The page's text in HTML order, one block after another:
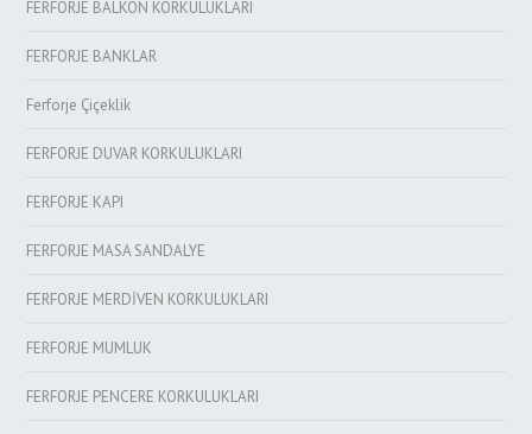
FERFORJE BALKON KORKULUKLARI
FERFORJE BANKLAR
Ferforje Çiçeklik
FERFORJE DUVAR KORKULUKLARI
FERFORJE KAPI
FERFORJE MASA SANDALYE
FERFORJE MERDİVEN KORKULUKLARI
FERFORJE MUMLUK
FERFORJE PENCERE KORKULUKLARI